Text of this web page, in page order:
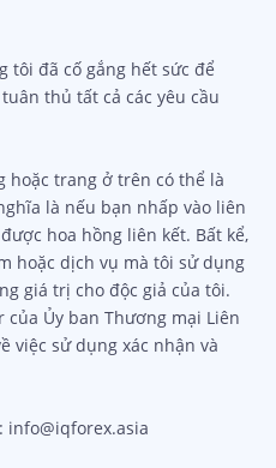
tôi đã cố gắng hết sức để
thủ tất cả các yêu cầu
hoặc trang ở trên có thể là
là nếu bạn nhấp vào liên
hoa hồng liên kết. Bất kể,
hoặc dịch vụ mà tôi sử dụng
giá trị cho độc giả của tôi.
Ủy ban Thương mại Liên
việc sử dụng xác nhận và